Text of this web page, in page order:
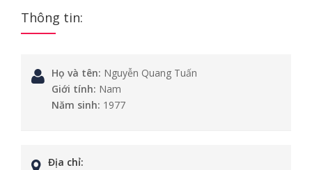
Thông tin:
Họ và tên: Nguyễn Quang Tuấn
Giới tính: Nam
Năm sinh: 1977
Địa chỉ: